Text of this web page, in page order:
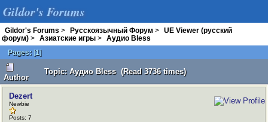
Gildor's Forums
Gildor's Forums > Русскоязычный Форум >
UE Viewer (русский
форум) > Азиатские игры >
Аудио Bless
Pages: [1]
Author
Topic: Аудио Bless (Read 3736 times)
Dezert
Newbie
Posts: 7